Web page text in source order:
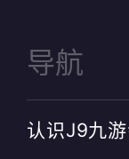
导航
认识J9九